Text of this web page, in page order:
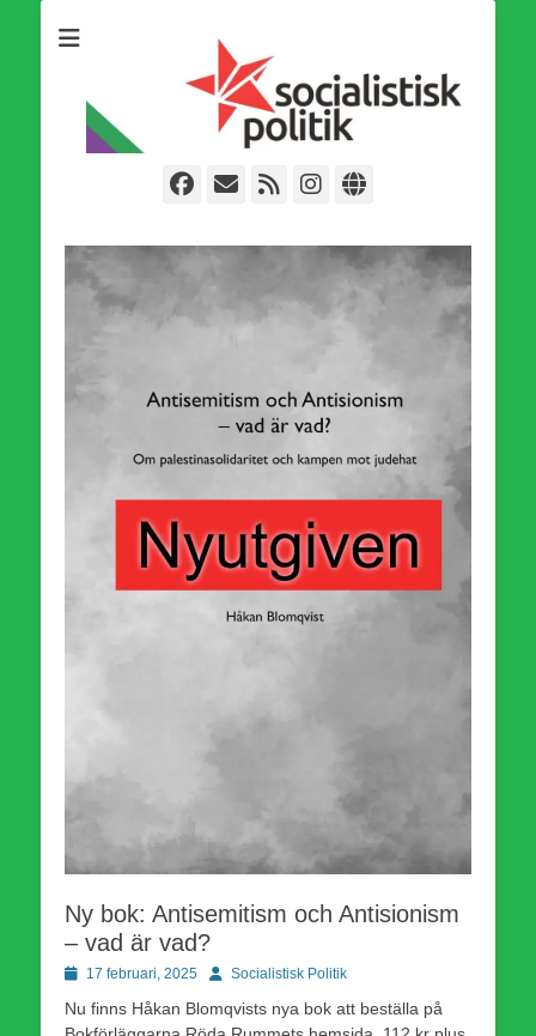
världsomfattande socialistiska Fjärde Internationalen och en viktig
tillgång i kampen för en socialistisk framtid!
Facebook
E-
Webbflöde
Instagram
Webbplats
Ny bok: Antisemitism och Antisionism
– vad är vad?
Publicerad
17 februari, 2025 Författare
Socialistisk Politik
Nu finns Håkan Blomqvists nya bok att beställa på